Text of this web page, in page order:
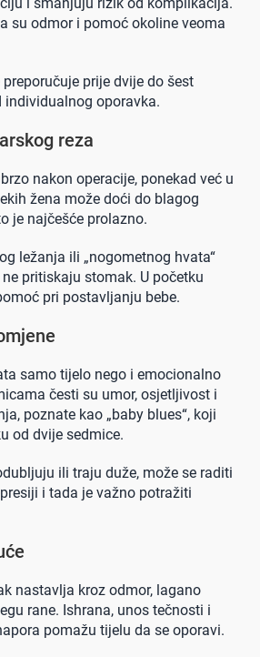
su odmor i pomoć okoline veoma
prije dvije do šest
individualnog oporavka.
reza
nakon operacije, ponekad već u
žena može doći do blagog
je najčešće prolazno.
ležanja ili „nogometnog hvata“
pritiskaju stomak. U početku
pri postavljanju bebe.
samo tijelo nego i emocionalno
česti su umor, osjetljivost i
poznate kao „baby blues“, koji
od dvije sedmice.
ili traju duže, može se raditi
i tada je važno potražiti
nastavlja kroz odmor, lagano
rane. Ishrana, unos tečnosti i
pomažu tijelu da se oporavi.